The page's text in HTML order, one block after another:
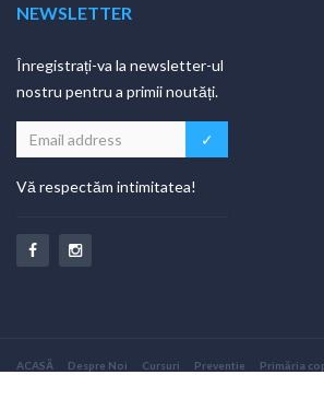
NEWSLETTER
Înregistrați-va la newsletter-ul
nostru pentru a primii noutăți.
Vă respectăm intimitatea!
ACASĂ Despre Noi Cursuri Preventie Primăria